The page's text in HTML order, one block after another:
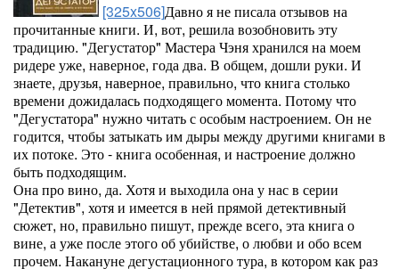
[325x506]Давно я не писала отзывов на
прочитанные книги. И, вот, решила возобновить эту
традицию. "Дегустатор" Мастера Чэня хранился на моем
ридере уже, наверное, года два. В общем, дошли руки. И
знаете, друзья, наверное, правильно, что книга столько
времени дожидалась подходящего момента. Потому что
"Дегустатора" нужно читать с особым настроением. Он не
годится, чтобы затыкать им дыры между другими книгами в
их потоке. Это - книга особенная, и настроение должно
быть подходящим.
Она про вино, да. Хотя и выходила она у нас в серии
"Детектив", хотя и имеется в ней прямой детективный
сюжет, но, правильно пишут, прежде всего, эта книга о
вине, а уже после этого об убийстве, о любви и обо всем
прочем. Накануне дегустационного тура, в котором как раз